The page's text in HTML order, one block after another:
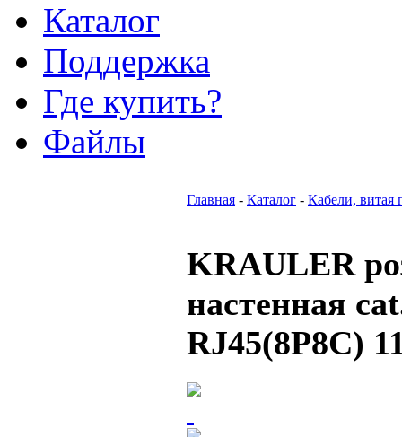
Каталог
Поддержка
Где купить?
Файлы
Главная - Каталог - Кабели, витая
KRAULER
настенная
RJ45(8P8C)